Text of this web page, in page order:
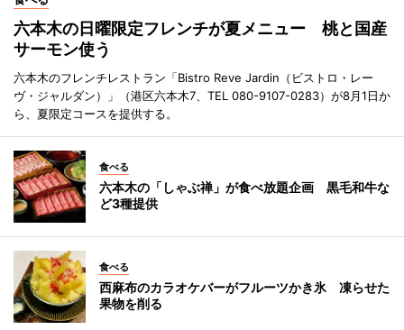
六本木の日曜限定フレンチが夏メニュー 桃と国産
サーモン使う
六本木のフレンチレストラン「Bistro Reve Jardin（ビストロ・レー
ヴ・ジャルダン）」（港区六本木7、TEL 080-9107-0283）が8月1日か
ら、夏限定コースを提供する。
食べる
六本木の「しゃぶ禅」が食べ放題企画 黒毛和牛な
ど3種提供
食べる
西麻布のカラオケバーがフルーツかき氷 凍らせた
果物を削る